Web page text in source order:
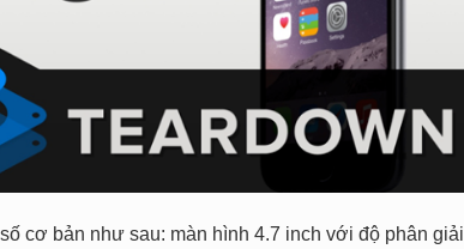
cơ bản như sau: màn hình 4.7 inch với độ phân giải